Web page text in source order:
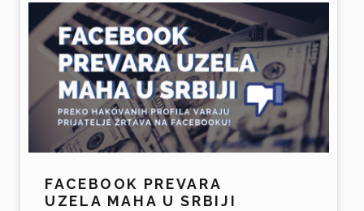
FACEBOOK PREVARA
UZELA MAHA U SRBIJI